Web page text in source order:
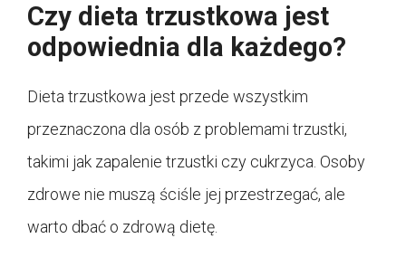
Czy dieta trzustkowa jest
odpowiednia dla każdego?
Dieta trzustkowa jest przede wszystkim
przeznaczona dla osób z problemami trzustki,
takimi jak zapalenie trzustki czy cukrzyca. Osoby
zdrowe nie muszą ściśle jej przestrzegać, ale
warto dbać o zdrową dietę.